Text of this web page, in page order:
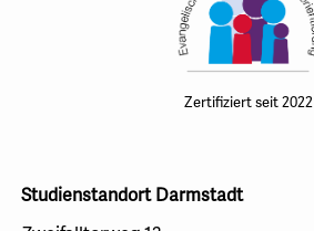
Zertifiziert seit 2022
Studienstandort Darmstadt